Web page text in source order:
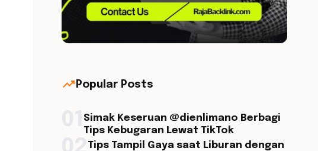
trending_up Popular Posts
Simak Keseruan @dienlimano Berbagi
Tips Kebugaran Lewat TikTok
Tips Tampil Gaya saat Liburan dengan